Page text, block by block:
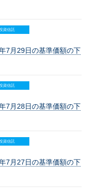
資信託
7月29日の基準価額の下
資信託
7月28日の基準価額の下
資信託
7月27日の基準価額の下